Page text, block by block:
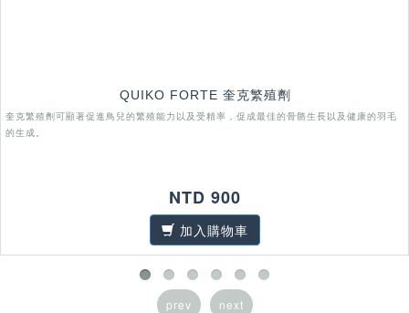
QUIKO FORTE 奎克繁殖劑
奎克繁殖劑可顯著促進鳥兒的繁殖能力以及受精率，促成最佳的骨骼生長以及健康的羽毛
的生成。
NTD 900
加入購物車
prev next